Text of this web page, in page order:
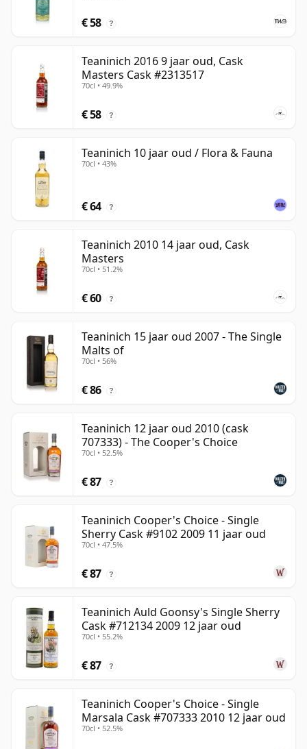
€ 58 ?
Teaninich 2016 9 jaar oud, Cask
Masters Cask #2313517
70cl • 49.9%
€ 58 ?
Teaninich 10 jaar oud / Flora & Fauna
70cl • 43%
€ 64 ?
Teaninich 2010 14 jaar oud, Cask
Masters
70cl • 51.2%
€ 60 ?
Teaninich 15 jaar oud 2007 - The Single
Malts of
70cl • 56%
€ 86 ?
Teaninich 12 jaar oud 2010 (cask
707333) - The Cooper's Choice
70cl • 52.5%
€ 87 ?
Teaninich Cooper's Choice - Single
Sherry Cask #9102 2009 11 jaar oud
70cl • 47.5%
€ 87 ?
Teaninich Auld Goonsy's Single Sherry
Cask #712134 2009 12 jaar oud
70cl • 55.2%
€ 87 ?
Teaninich Cooper's Choice - Single
Marsala Cask #707333 2010 12 jaar oud
70cl • 52.5%